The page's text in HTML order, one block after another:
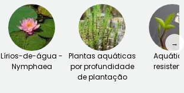
Lírios-de-água -
Nymphaea
Plantas aquáticas
por profundidade
de plantação
→